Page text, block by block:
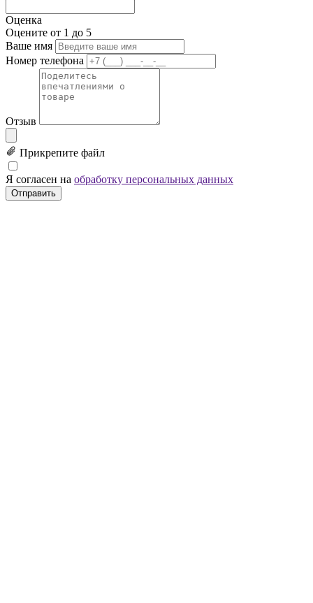
Оценка
Оцените от 1 до 5
Ваше имя
Номер телефона
Отзыв
Прикрепите файл
Я согласен на обработку персональных данных